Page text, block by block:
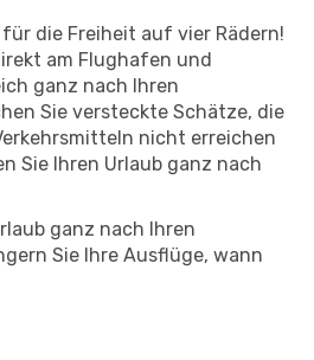
die Freiheit auf vier Rädern!
am Flughafen und
ganz nach Ihren
Sie versteckte Schätze, die
nicht erreichen
Sie Ihren Urlaub ganz nach
ganz nach Ihren
Sie Ihre Ausflüge, wann